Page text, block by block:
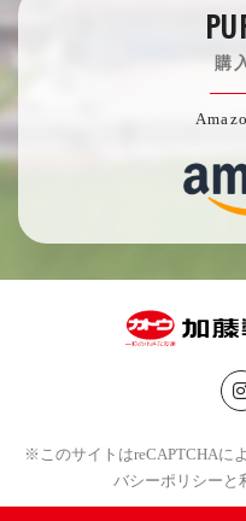
購
※このサイトはreCAPTCHAに
バシーポリシー と